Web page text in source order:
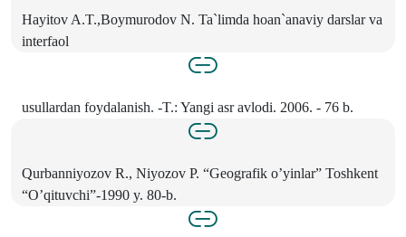
Hayitov A.T.,Boymurodov N. Ta`limda hoan`anaviy darslar va
interfaol
usullardan foydalanish. -T.: Yangi asr avlodi. 2006. - 76 b.
Qurbanniyozov R., Niyozov P. “Geografik o’yinlar” Toshkent
“O’qituvchi”-1990 y. 80-b.